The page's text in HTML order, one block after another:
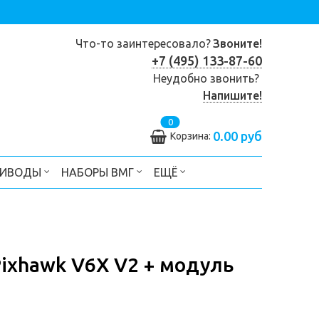
Что-то заинтересовало?Звоните!
+7 (495) 133-87-60
Неудобно звонить?
Напишите!
0
Корзина: 0.00 руб
НАБОРЫ ВМГ ЕЩЁ
V6X V2 + модуль